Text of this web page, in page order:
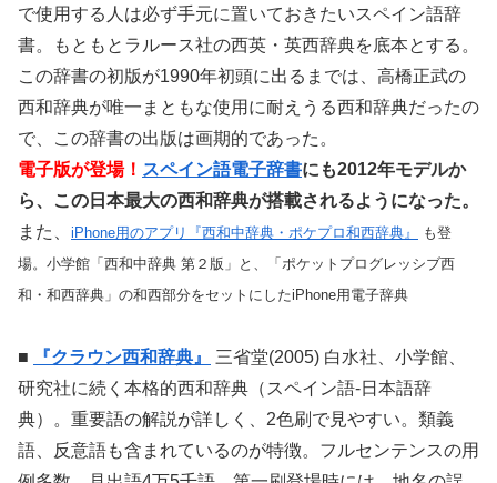
で使用する人は必ず手元に置いておきたいスペイン語辞
書。もともとラルース社の西英・英西辞典を底本とする。
この辞書の初版が1990年初頭に出るまでは、高橋正武の
西和辞典が唯一まともな使用に耐えうる西和辞典だったの
で、この辞書の出版は画期的であった。
電子版が登場！ スペイン語電子辞書にも2012年モデルか
ら、この日本最大の西和辞典が搭載されるようになった。
また、 iPhone用のアプリ『西和中辞典・ポケプロ和西辞典』
も登
場。小学館「西和中辞典 第２版」と、「ポケットプログレッシブ西
和・和西辞典」の和西部分をセットにしたiPhone用電子辞典
■ 『クラウン西和辞典』 三省堂(2005) 白水社、小学館、
研究社に続く本格的西和辞典（スペイン語-日本語辞
典）。重要語の解説が詳しく、2色刷で見やすい。類義
語、反意語も含まれているのが特徴。フルセンテンスの用